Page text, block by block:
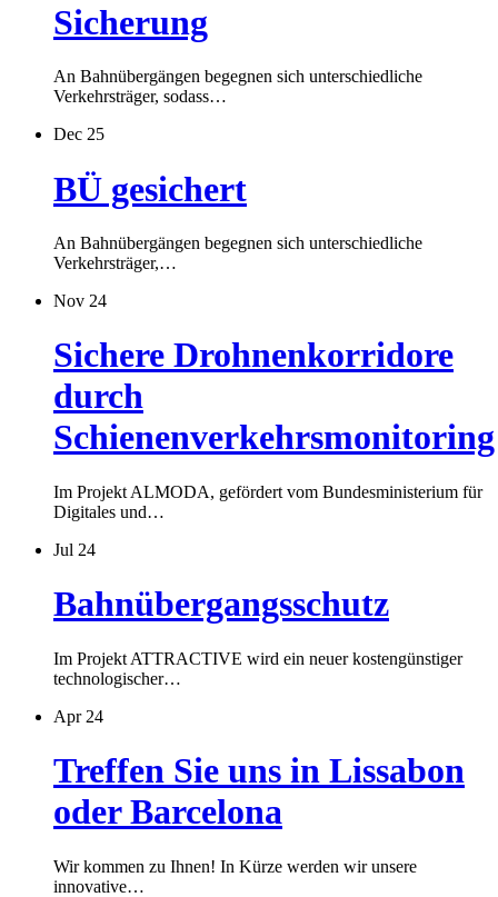
Sicherung
An Bahnübergängen begegnen sich unterschiedliche
Verkehrsträger, sodass…
Dec 25
BÜ gesichert
An Bahnübergängen begegnen sich unterschiedliche
Verkehrsträger,…
Nov 24
Sichere Drohnenkorridore
durch
Schienenverkehrsmonitoring
Im Projekt ALMODA, gefördert vom Bundesministerium für
Digitales und…
Jul 24
Bahnübergangsschutz
Im Projekt ATTRACTIVE wird ein neuer kostengünstiger
technologischer…
Apr 24
Treffen Sie uns in Lissabon
oder Barcelona
Wir kommen zu Ihnen! In Kürze werden wir unsere
innovative…